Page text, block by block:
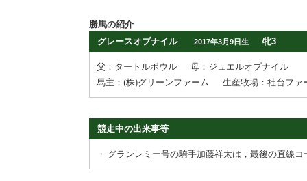
勝馬の紹介
グレースオブナイル
2017年3月9日生 牝3
父：タートルボウル
母：ジュエルオブナイル
馬主：(株)グリーンファーム
生産牧場：社台ファ
競走中の出来事等
・ グランレミー号の騎手加藤祥太は，最後の直線